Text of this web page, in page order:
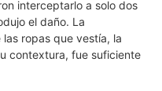
interceptarlo a solo dos
el daño. La
ropas que vestía, la
contextura, fue suficiente